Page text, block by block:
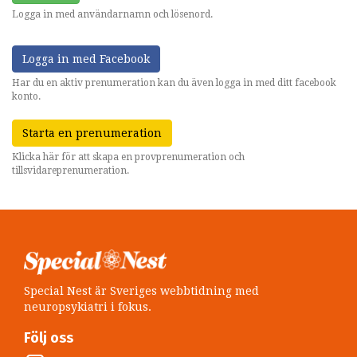
Logga in med användarnamn och lösenord.
Logga in med Facebook
Har du en aktiv prenumeration kan du även logga in med ditt facebook
konto.
Starta en prenumeration
Klicka här för att skapa en provprenumeration och
tillsvidareprenumeration.
Special Nest är Sveriges webbtidning med
neuropsykiatri i fokus.
Följ oss